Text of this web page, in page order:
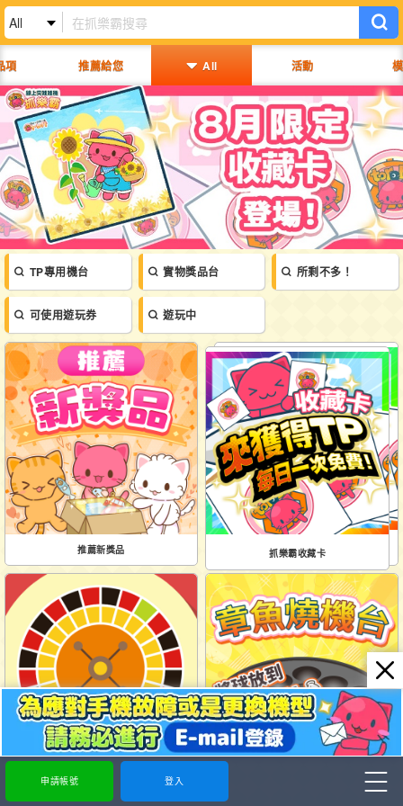
項 推薦給您 All 活動
搜尋紀錄 推薦
鬼滅之刃 ONE PIECE 紙劇場/鏈鋸人
七龍珠 我的英雄學院 初音未來
Re:從零開始的異世界生活 賽馬娘 扭曲仙境
美少女戰士 超級瑪利歐 星之卡比
咒術廻戰 東京卍復仇者 三麗鷗
角落小夥伴 哆啦A夢
勇者鬥惡龍
TP專用機台 實物獎品台 所剩不多！
可使用遊玩券 遊玩中
推薦新獎品 抓樂霸收藏卡
抓樂霸收藏卡
申請帳號 登入